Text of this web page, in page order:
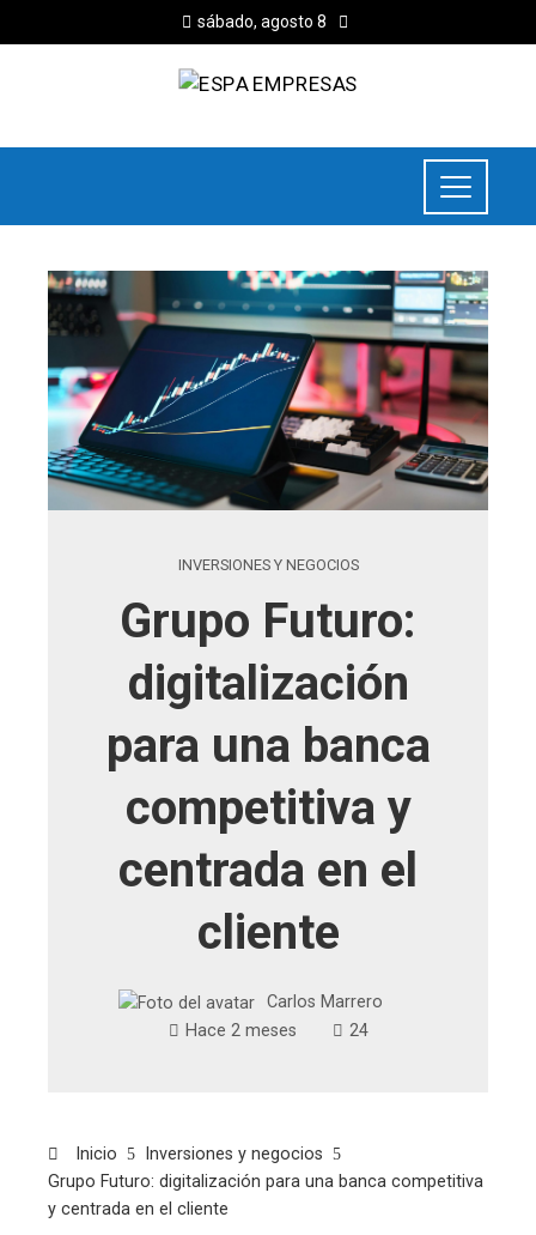
sábado, agosto 8
INVERSIONES Y NEGOCIOS
Grupo Futuro:
digitalización
para una banca
competitiva y
centrada en el
cliente
Carlos Marrero
Hace 2 meses
24
Inicio
Inversiones y negocios
Grupo Futuro: digitalización para una banca competitiva
y centrada en el cliente